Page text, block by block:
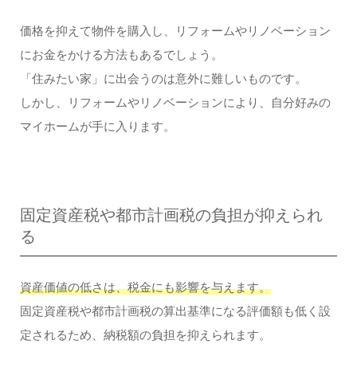
価格を抑えて物件を購入し、リフォームやリノベーション
にお金をかける方法もあるでしょう。
「住みたい家」に出会うのは意外に難しいものです。
しかし、リフォームやリノベーションにより、自分好みの
マイホームが手に入ります。
固定資産税や都市計画税の負担が抑えられ
る
資産価値の低さは、税金にも影響を与えます。
固定資産税や都市計画税の算出基準になる評価額も低く設
定されるため、納税額の負担を抑えられます。